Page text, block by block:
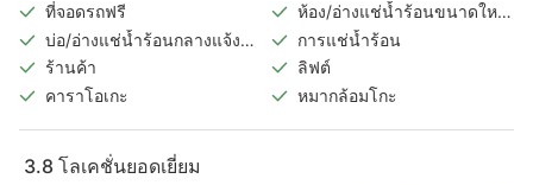
ที่จอดรถฟรี
ห้อง/อ่างแช่น้ำร้อนขนาดใหญ่
ในร่ม
บ่อ/อ่างแช่น้ำร้อนกลางแจ้ง
(แยกชายหญิง)
การแช่น้ำร้อน
ร้านค้า
ลิฟต์
คาราโอเกะ
หมากล้อมโกะ
3.8 โลเคชั่นยอดเยี่ยม